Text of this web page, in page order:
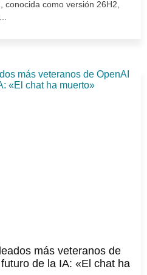
conocida como versión 26H2,
más veteranos de
de la IA: «El chat ha